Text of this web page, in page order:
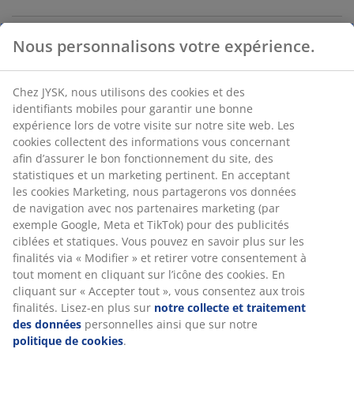
En acier et polyrotin (polyéthylène). Avec couvercle
H64 x P55 cm
RÉFÉRENCE: 3700047
Instruction de montage
Caractéristiques
Notes
( 297)
Nous personnalisons votre expérience.
Chez JYSK, nous utilisons des cookies et des
identifiants mobiles pour garantir une bonne
expérience lors de votre visite sur notre site web. Les
cookies collectent des informations vous concernant
afin d’assurer le bon fonctionnement du site, des
statistiques et un marketing pertinent. En acceptant
les cookies Marketing, nous partagerons vos données
de navigation avec nos partenaires marketing (par
exemple Google, Meta et TikTok) pour des publicités
ciblées et statiques. Vous pouvez en savoir plus sur les
finalités via « Modifier » et retirer votre consentement à
tout moment en cliquant sur l’icône des cookies. En
cliquant sur « Accepter tout », vous consentez aux trois
finalités. Lisez-en plus sur notre collecte et traitement
des données personnelles ainsi que sur notre
politique de cookies.